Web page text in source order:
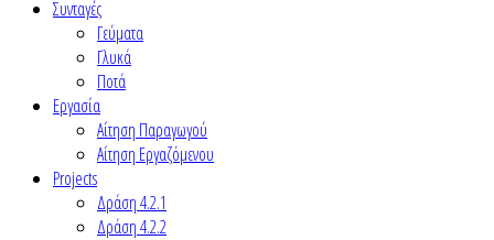
Συνταγές
Γεύματα
Γλυκά
Ποτά
Εργασία
Αίτηση Παραγωγού
Αίτηση Εργαζόμενου
Projects
Δράση 4.2.1
Δράση 4.2.2